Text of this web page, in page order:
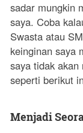
sadar mungkin
saya. Coba
Swasta atau
keinginan saya
saya tidak akan
seperti berikut
Menjadi